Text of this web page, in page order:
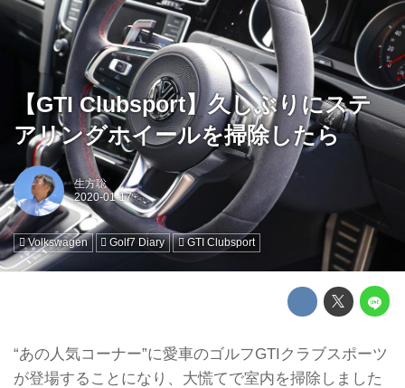
【GTI Clubsport】久しぶりにステ
アリングホイールを掃除したら
生方聡
Volkswagen Golf7 Diary GTI Clubsport
“あの人気コーナー”に愛車のゴルフGTIクラブスポーツ
が登場することになり、大慌てで室内を掃除しました